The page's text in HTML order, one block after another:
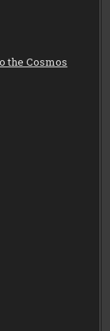
the Cosmos